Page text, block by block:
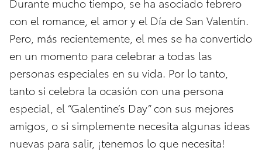
con el romance, el amor y el Día de San Valentín.
Pero, más recientemente, el mes se ha convertido
en un momento para celebrar a todas las
personas especiales en su vida. Por lo tanto,
tanto si celebra la ocasión con una persona
especial, el “Galentine’s Day” con sus mejores
amigos, o si simplemente necesita algunas ideas
nuevas para salir, ¡tenemos lo que necesita!